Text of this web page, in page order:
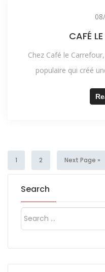
CAFÉ
Chez Café le
populaire qui créé
1 2 Next Page »
Search